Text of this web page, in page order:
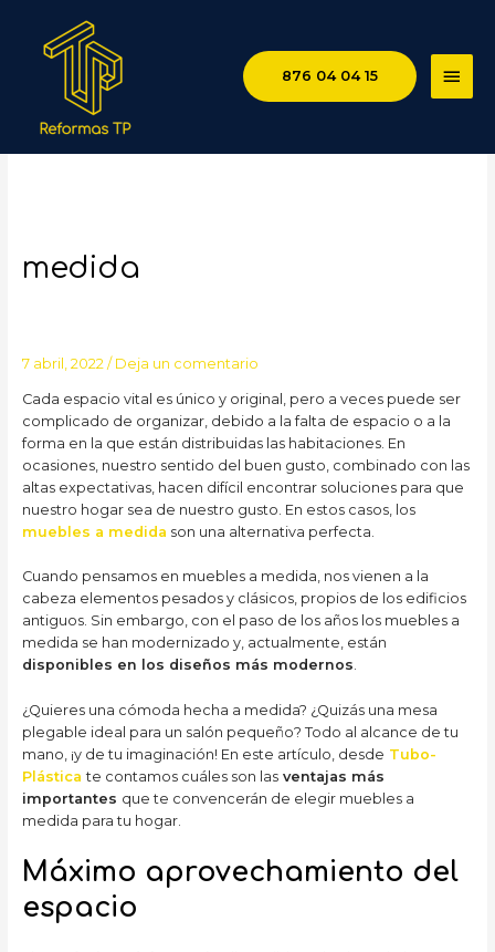
876 04 04 15
Ventajas de los muebles a
medida
7 abril, 2022 / Deja un comentario
Cada espacio vital es único y original, pero a veces puede ser
complicado de organizar, debido a la falta de espacio o a la
forma en la que están distribuidas las habitaciones. En
ocasiones, nuestro sentido del buen gusto, combinado con las
altas expectativas, hacen difícil encontrar soluciones para que
nuestro hogar sea de nuestro gusto. En estos casos, los
muebles a medida son una alternativa perfecta.
Cuando pensamos en muebles a medida, nos vienen a la
cabeza elementos pesados y clásicos, propios de los edificios
antiguos. Sin embargo, con el paso de los años los muebles a
medida se han modernizado y, actualmente, están
disponibles en los diseños más modernos.
¿Quieres una cómoda hecha a medida? ¿Quizás una mesa
plegable ideal para un salón pequeño? Todo al alcance de tu
mano, ¡y de tu imaginación! En este artículo, desde Tubo-
Plástica te contamos cuáles son lasventajas más
importantes que te convencerán de elegir muebles a
medida para tu hogar.
Máximo aprovechamiento del
espacio